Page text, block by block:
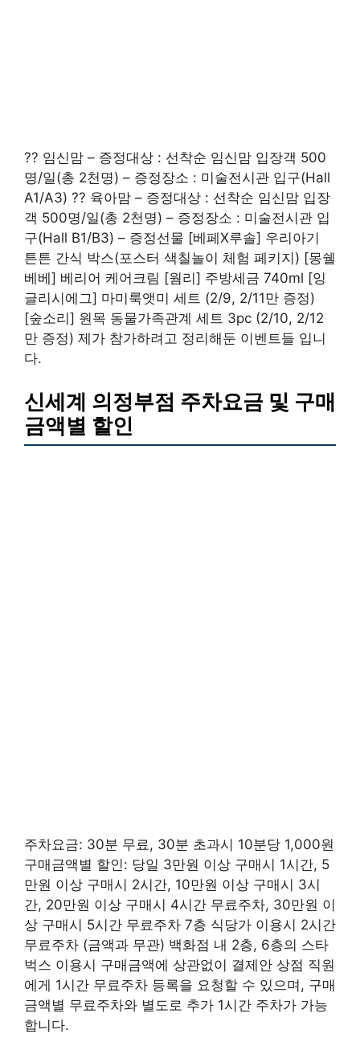
?? 임신맘 – 증정대상 : 선착순 임신맘 입장객 500
명/일(총 2천명) – 증정장소 : 미술전시관 입구(Hall
A1/A3) ?? 육아맘 – 증정대상 : 선착순 임신맘 입장
객 500명/일(총 2천명) – 증정장소 : 미술전시관 입
구(Hall B1/B3) – 증정선물 [베페X루솔] 우리아기
튼튼 간식 박스(포스터 색칠놀이 체험 페키지) [몽쉘
베베] 베리어 케어크림 [웜리] 주방세금 740ml [잉
글리시에그] 마미룩앳미 세트 (2/9, 2/11만 증정)
[숲소리] 원목 동물가족관계 세트 3pc (2/10, 2/12
만 증정) 제가 참가하려고 정리해둔 이벤트들 입니
다.
신세계 의정부점 주차요금 및 구매
금액별 할인
주차요금: 30분 무료, 30분 초과시 10분당 1,000원
구매금액별 할인: 당일 3만원 이상 구매시 1시간, 5
만원 이상 구매시 2시간, 10만원 이상 구매시 3시
간, 20만원 이상 구매시 4시간 무료주차, 30만원 이
상 구매시 5시간 무료주차 7층 식당가 이용시 2시간
무료주차 (금액과 무관) 백화점 내 2층, 6층의 스타
벅스 이용시 구매금액에 상관없이 결제안 상점 직원
에게 1시간 무료주차 등록을 요청할 수 있으며, 구매
금액별 무료주차와 별도로 추가 1시간 주차가 가능
합니다.